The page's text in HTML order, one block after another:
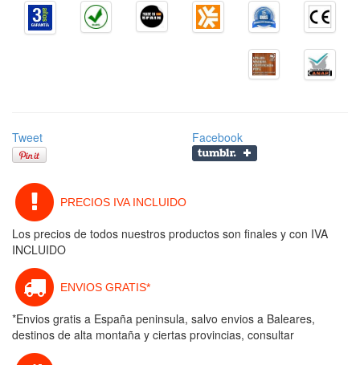
Tweet Facebook
PRECIOS IVA INCLUIDO
Los precios de todos nuestros productos son finales y con IVA
INCLUIDO
ENVIOS GRATIS*
*Envios gratis a España peninsula, salvo envios a Baleares,
destinos de alta montaña y ciertas provincias, consultar